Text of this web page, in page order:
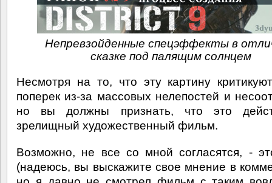
Непревзойденные спецэффекты в
сказке под палящим солнцем
Несмотря на то, что эту картину
поперек из-за массовых нелепостей и
но вы должны признать, что это
зрелищный художественный фильм.
Возможно, не все со мной согласятся, -
(надеюсь, вы выскажите свое мнение в